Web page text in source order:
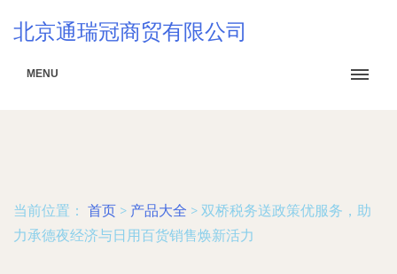
北京通瑞冠商贸有限公司
MENU
当前位置： 首页 > 产品大全 > 双桥税务送政策优服务，助
力承德夜经济与日用百货销售焕新活力